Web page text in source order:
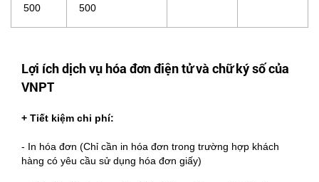
500
500
Lợi ích dịch vụ hóa đơn điện tử và chữ ký số của
VNPT
+ Tiết kiệm chi phí:
- In hóa đơn (Chỉ cần in hóa đơn trong trường hợp khách
hàng có yêu cầu sử dụng hóa đơn giấy)